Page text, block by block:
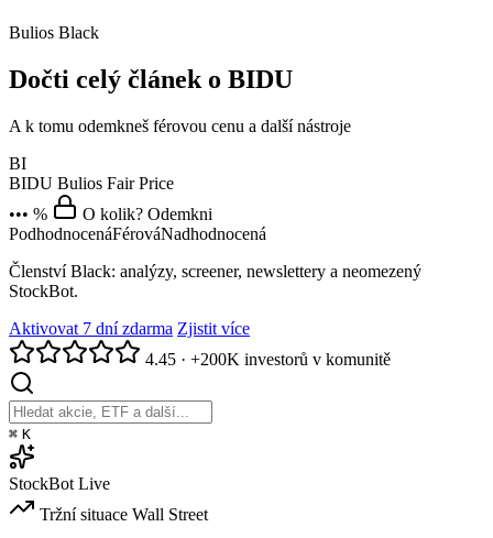
Bulios Black
Dočti celý článek o BIDU
A k tomu odemkneš férovou cenu a další nástroje
BI
BIDU Bulios Fair Price
••• %
O kolik? Odemkni
PodhodnocenáFérováNadhodnocená
Členství Black: analýzy, screener, newslettery a neomezený
StockBot.
Aktivovat 7 dní zdarma Zjistit více
4.45 · +200K investorů v komunitě
⌘ K
StockBot Live
Tržní situace Wall Street